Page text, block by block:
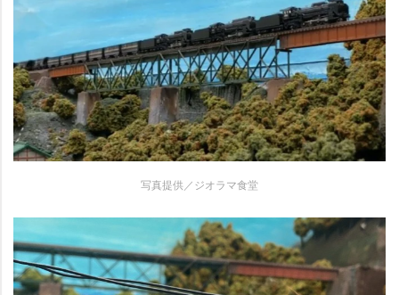
写真提供／ジオラマ食堂